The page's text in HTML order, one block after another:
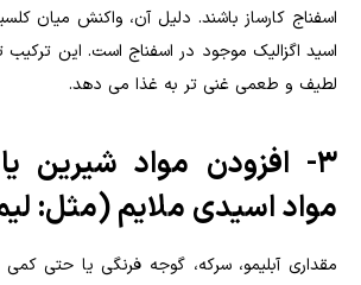
اسفناج کارساز باشند. دلیل آن، واکنش میان
اسید اگزالیک موجود در اسفناج است. این ترکیب
لطیف و طعمی غنی تر به غذا می دهد.
3- افزودن مواد شیرین
مواد اسیدی ملایم (مثل:
مقداری آبلیمو، سرکه، گوجه فرنگی یا حتی